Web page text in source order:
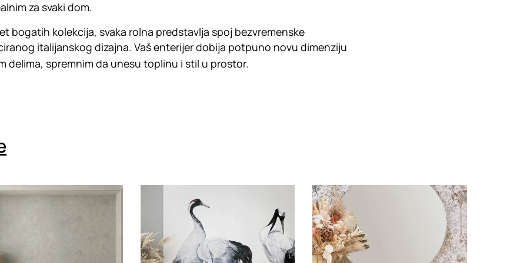
za svaki dom.
bogatih kolekcija, svaka rolna predstavlja spoj bezvremenske
italijanskog dizajna. Vaš enterijer dobija potpuno novu dimenziju
delima, spremnim da unesu toplinu i stil u prostor.
Loading